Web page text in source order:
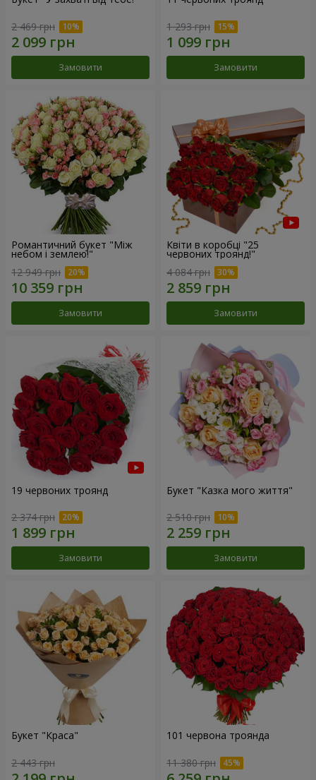
2 469 грн
Замовити
1 293 грн
Замовити
Романтичний букет "Між
небом і землею!"
12 949 грн
Замовити
Квіти в коробці "25
червоних троянд!"
4 084 грн
Замовити
19 червоних троянд
2 374 грн
Замовити
Букет "Казка мого життя"
2 510 грн
Замовити
Букет "Краса"
2 443 грн
101 червона троянда
11 380 грн